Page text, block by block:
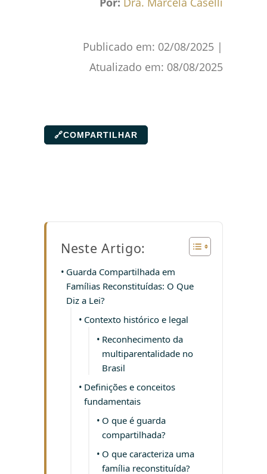
Publicado em: 02/08/2025 |
Atualizado em: 08/08/2025
🔗COMPARTILHAR
Neste Artigo:
Guarda Compartilhada em
Famílias Reconstituídas: O Que
Diz a Lei?
Contexto histórico e legal
Reconhecimento da
multiparentalidade no
Brasil
Definições e conceitos
fundamentais
O que é guarda
compartilhada?
O que caracteriza uma
família reconstituída?